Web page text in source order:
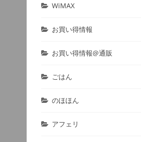
WiMAX
お買い得情報
お買い得情報@通販
ごはん
のほほん
アフェリ